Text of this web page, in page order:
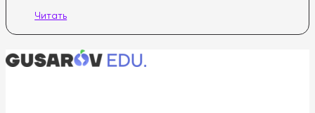
Читать